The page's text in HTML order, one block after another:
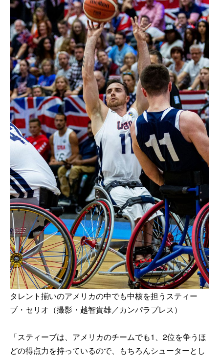
タレント揃いのアメリカの中でも中核を担うスティー
ブ・セリオ（撮影・越智貴雄／カンパラプレス）
「スティーブは、アメリカのチームでも1、2位を争うほ
どの得点力を持っているので、もちろんシューターとし